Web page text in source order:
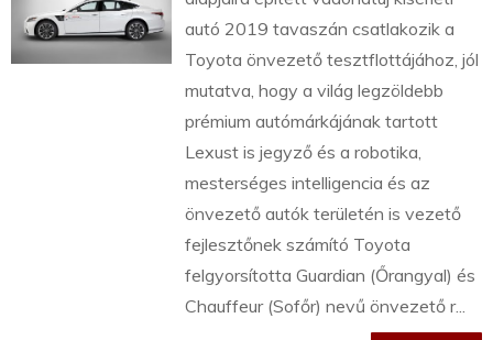
autó 2019 tavaszán csatlakozik a
Toyota önvezető tesztflottájához, jól
mutatva, hogy a világ legzöldebb
prémium autómárkájának tartott
Lexust is jegyző és a robotika,
mesterséges intelligencia és az
önvezető autók területén is vezető
fejlesztőnek számító Toyota
felgyorsította Guardian (Őrangyal) és
Chauffeur (Sofőr) nevű önvezető r...